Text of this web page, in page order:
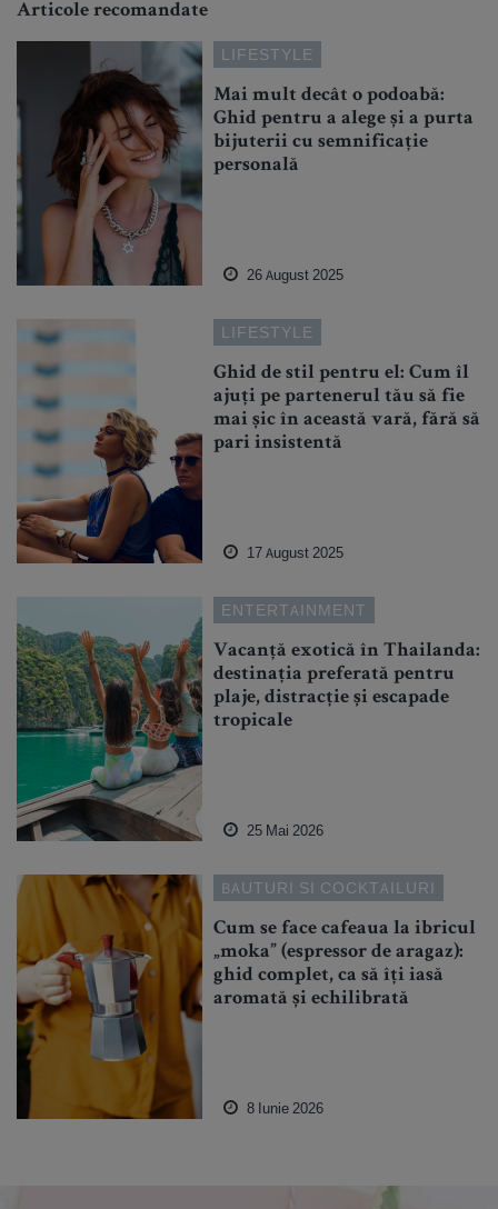
Articole recomandate
LIFESTYLE
Mai mult decât o podoabă:
Ghid pentru a alege și a purta
bijuterii cu semnificație
personală
26 August 2025
LIFESTYLE
Ghid de stil pentru el: Cum îl
ajuți pe partenerul tău să fie
mai șic în această vară, fără să
pari insistentă
17 August 2025
ENTERTAINMENT
Vacanță exotică în Thailanda:
destinația preferată pentru
plaje, distracție și escapade
tropicale
25 Mai 2026
BAUTURI SI COCKTAILURI
Cum se face cafeaua la ibricul
„moka” (espressor de aragaz):
ghid complet, ca să îți iasă
aromată și echilibrată
8 Iunie 2026